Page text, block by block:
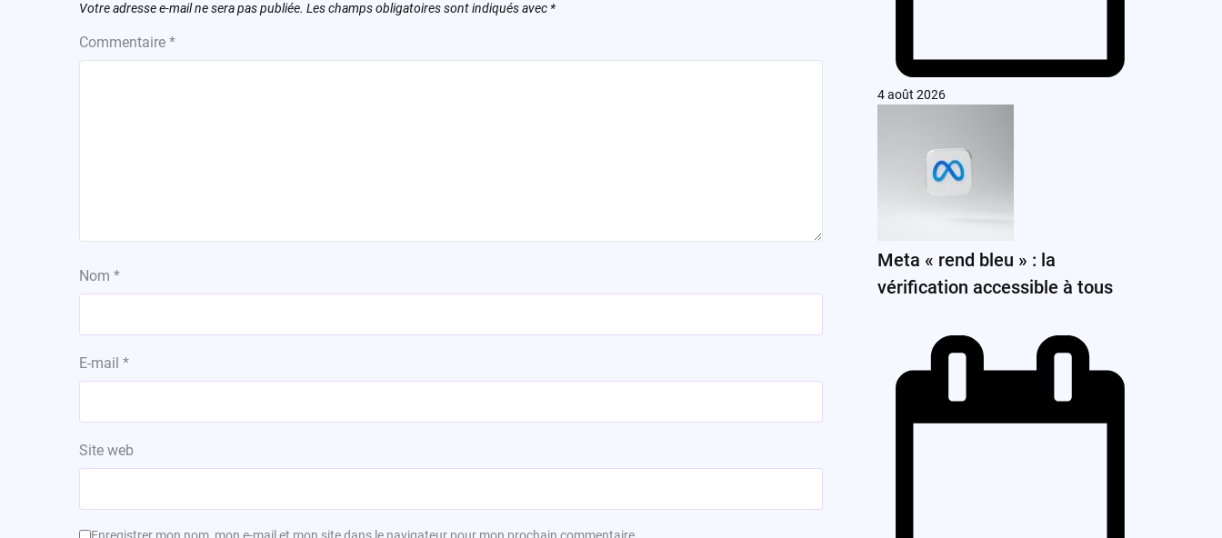
Votre adresse e-mail ne sera pas publiée. Les champs obligatoires sont indiqués avec *
Commentaire *
Nom *
E-mail *
Site web
4 août 2026
Meta « rend bleu » : la
vérification accessible à tous